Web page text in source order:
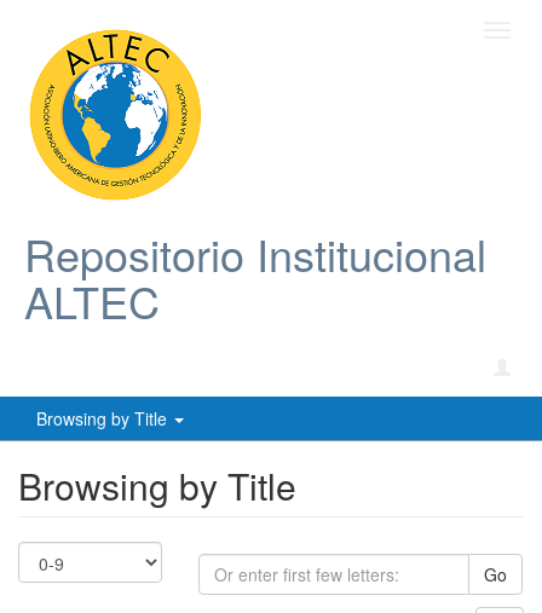
Repositorio Institucional
ALTEC
Browsing by Title
Browsing by Title
Go